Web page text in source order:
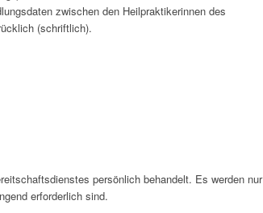
zwischen den Heilpraktikerinnen des
(schriftlich).
persönlich behandelt. Es werden nur
erforderlich sind.